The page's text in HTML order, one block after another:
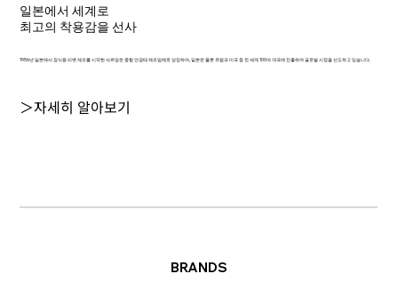
일본에서 세계로
최고의 착용감을 선사
1956년 일본에서 장식용 리벳 제조를 시작한 샤르망은 종합 안경테 제조업체로 성장하여, 일본은 물론 유럽과 미국 등 전 세계 100여 개국에 진출하며 글로벌 시장을 선도하고 있습니다.
＞자세히 알아보기
BRANDS